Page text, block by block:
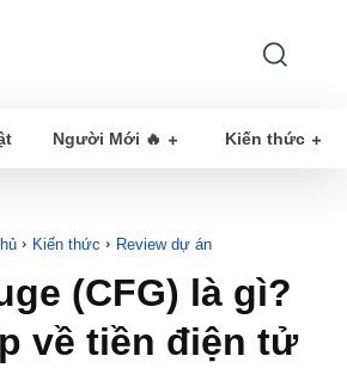
Người Mới 🔥 Kiến thức
Kiến thức Review dự án
(CFG) là gì?
về tiền điện tử